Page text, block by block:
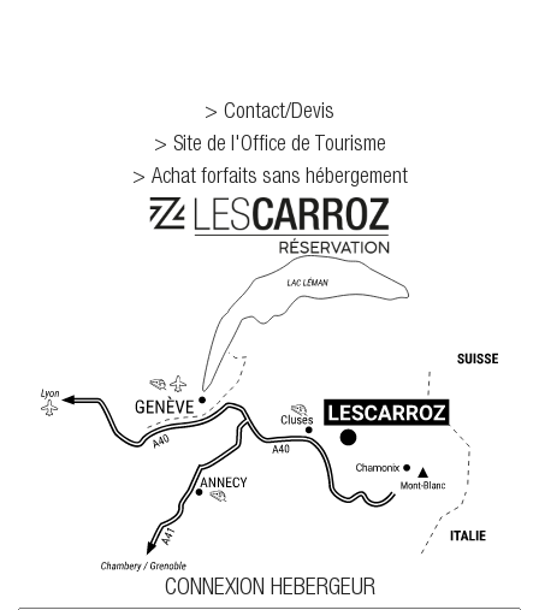
Contact/Devis
Site de l'Office de Tourisme
Achat forfaits sans hébergement
CONNEXION HEBERGEUR